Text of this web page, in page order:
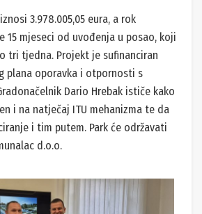
3.978.005,05 eura, a rok
15 mjeseci od uvođenja u posao, koji
tri tjedna. Projekt je sufinanciran
plana oporavka i otpornosti s
Dario Hrebak ističe kako
i na natječaj ITU mehanizma te da
i tim putem. Park će održavati
d.o.o.